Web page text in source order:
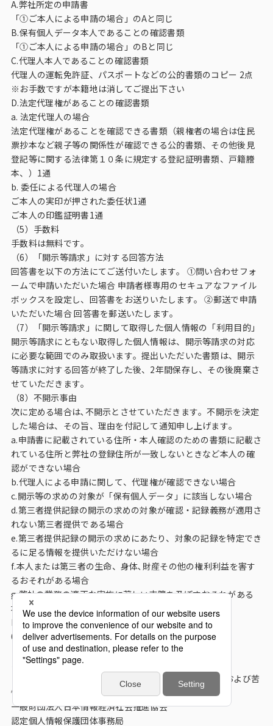
A.弊社所定の申請書
「①ご本人による申請の場合」のAと同じ
B.保有個人データ本人であることの確認書類
「①ご本人による申請の場合」のBと同じ
C.代理人本人であることの確認書類
代理人の運転免許証、パスポートなどの公的書類のコピー 2点
※お手数ですが本籍地は消してご提出下さい
D.法定代理権があることの確認書類
a. 法定代理人の場合
法定代理権があることを確認できる書類（親権者の場合は住民
票抄本など親子等の関係性が確認できる公的書類、その他後見
登記等に関する法律第１０条に規定する登記証明書類、戸籍謄
本、）1通
b. 委任による代理人の場合
ご本人の実印が押された委任状1通
ご本人の印鑑証明書1通
（5）手数料
手数料は無料です。
（6）「開示等請求」に対する回答方法
回答書を以下の方法にてご送付いたします。 ①問い合わせフォ
ームで申請いただいた場合 申請者様専用のセキュアなファイル
ボックスを設定し、回答書をお送りいたします。 ②郵送で申請
いただいた場合 回答書を郵送いたします。
（7）「開示等請求」に関して取得した個人情報の「利用目的」
開示等請求にともない取得した個人情報は、開示等請求の対応
に必要な範囲でのみ取扱います。提出いただいた書類は、開示
等請求に対する回答が終了した後、2年間保存し、その後廃棄さ
せていただきます。
（8）不開示事由
次に定める場合は､不開示とさせていただきます。不開示を決定
した場合は、その旨、理由を付記して通知申し上げます。
a.申請書に記載されている住所・本人確認のための書類に記載さ
れている住所と弊社の登録住所が一致しないときなど本人の確
認ができない場合
b.代理人による申請に関して、代理権が確認できない場合
c.開示等の求めの対象が「保有個人データ」に該当しない場合
d.第三者提供記録の開示の求めの対象が確認・記録義務が適用さ
れない第三者提供である場合
e.第三者提供記録の開示の求めにあたり、対象の記録を特定でき
るに足る情報を提供いただけない場合
f.本人または第三者の生命、身体､財産その他の権利利益を害す
るおそれがある場合
g.弊社の業務の適正な実施に著しい支障を及ぼすおそれがある
場合
h.他の法令に違反することとなる場合
6.「苦情・相談」の受付窓口に関する事項
（1）個人情報の取扱いに関する苦情・相談の窓口
お問い合わせ
（2）弊社の所属する「認定個人情報保護団体」の名称および苦
情解決の申し出先
一般財団法人日本情報経済社会推進協会
認定個人情報保護団体事務局